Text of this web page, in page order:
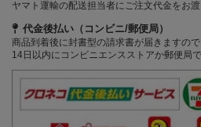
ヤマト運輸の配送担当者にご注文代金をお渡
代金後払い（コンビニ/郵便局）
商品到着後に封書型の請求書が届きますの
14日以内にコンビニエンスストアか郵便局